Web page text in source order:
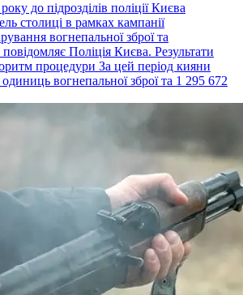
до підрозділів поліції Києва
столиці в рамках кампанії
вогнепальної зброї та
Поліція Києва. Результати
процедури За цей період кияни
вогнепальної зброї та 1 295 672